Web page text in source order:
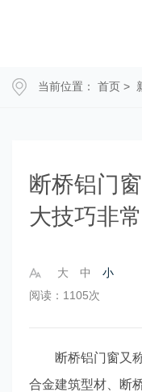
当前位置： 首页 >
断桥铝门
大技巧非
大 中 小
阅读：1105次
断桥铝门窗又称
合金建筑型材、断